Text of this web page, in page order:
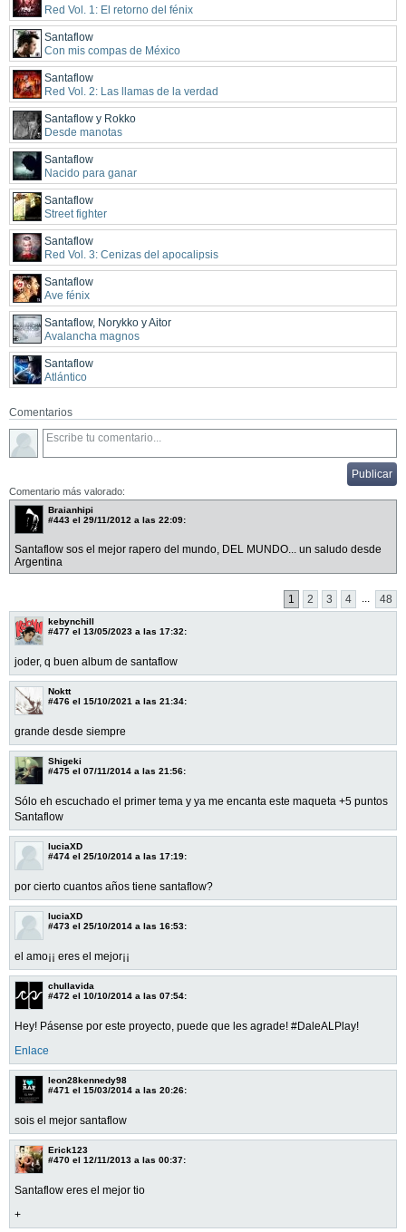
Red Vol. 1: El retorno del fénix
Santaflow
Con mis compas de México
Santaflow
Red Vol. 2: Las llamas de la verdad
Santaflow y Rokko
Desde manotas
Santaflow
Nacido para ganar
Santaflow
Street fighter
Santaflow
Red Vol. 3: Cenizas del apocalipsis
Santaflow
Ave fénix
Santaflow, Norykko y Aitor
Avalancha magnos
Santaflow
Atlántico
Comentarios
Comentario más valorado:
Braianhipi
#443 el 29/11/2012 a las 22:09:
Santaflow sos el mejor rapero del mundo, DEL MUNDO... un saludo desde
Argentina
1 2 3 4 48
kebynchill
#477 el 13/05/2023 a las 17:32:
joder, q buen album de santaflow
Noktt
#476 el 15/10/2021 a las 21:34:
grande desde siempre
Shigeki
#475 el 07/11/2014 a las 21:56:
Sólo eh escuchado el primer tema y ya me encanta este maqueta +5 puntos
Santaflow
luciaXD
#474 el 25/10/2014 a las 17:19:
por cierto cuantos años tiene santaflow?
luciaXD
#473 el 25/10/2014 a las 16:53:
el amo¡¡ eres el mejor¡¡
chullavida
#472 el 10/10/2014 a las 07:54:
Hey! Pásense por este proyecto, puede que les agrade! #DaleALPlay!
Enlace
leon28kennedy98
#471 el 15/03/2014 a las 20:26:
sois el mejor santaflow
Erick123
#470 el 12/11/2013 a las 00:37:
Santaflow eres el mejor tio
+